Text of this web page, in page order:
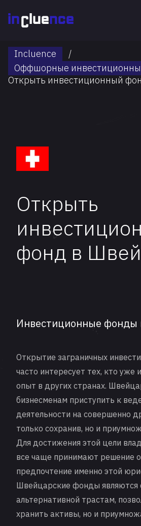
Incluence
/
Оффшорные
Открыть инвестиционный
Открыть
фонд в
Инвестиционные
Открытие заграничных
часто интересует тех, кто уже
опыт в других странах.
бизнесменам приступить к
деятельности на совершенно
только сохранив, но и
Для достижения этой цели
все чаще принимают решение
предпочтение именно этой
Швейцарские фонды являются
альтернативной трастам,
хранить активы, но и